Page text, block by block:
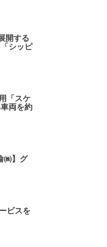
開する
シッピ
「スケ
両を約
㈱】グ
ビスを